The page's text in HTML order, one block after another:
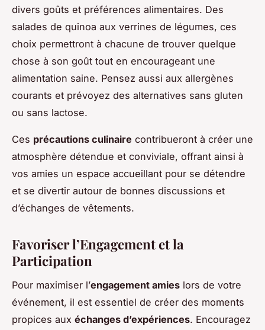
divers goûts et préférences alimentaires. Des
salades de quinoa aux verrines de légumes, ces
choix permettront à chacune de trouver quelque
chose à son goût tout en encourageant une
alimentation saine. Pensez aussi aux allergènes
courants et prévoyez des alternatives sans gluten
ou sans lactose.
Ces précautions culinaire contribueront à créer une
atmosphère détendue et conviviale, offrant ainsi à
vos amies un espace accueillant pour se détendre
et se divertir autour de bonnes discussions et
d’échanges de vêtements.
Favoriser l’Engagement et la
Participation
Pour maximiser l’engagement amies lors de votre
événement, il est essentiel de créer des moments
propices aux échanges d’expériences. Encouragez